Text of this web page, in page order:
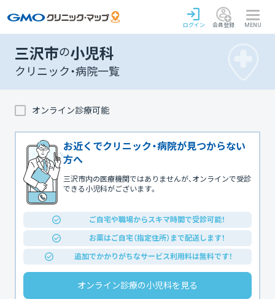
ログイン 会員登録 MENU
三沢市の小児科
クリニック・病院一覧
オンライン診療可能
お近くでクリニック・病院が見つからない
方へ
三沢市内の医療機関ではありませんが、オンラインで受診
できる小児科がございます。
ご自宅や職場からスキマ時間で受診可能！
お薬はご自宅（指定住所）まで配送します！
追加でかかりがちなサービス利用料は無料です！
オンライン診療の小児科を見る